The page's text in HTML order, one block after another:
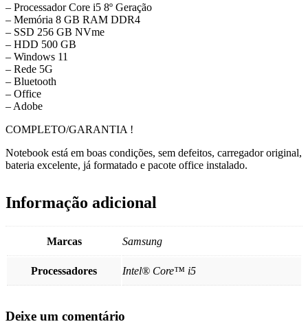
– Processador Core i5 8º Geração
– Memória 8 GB RAM DDR4
– SSD 256 GB NVme
– ⁠HDD 500 GB
– Windows 11
– Rede 5G
– Bluetooth
– Office
– Adobe
COMPLETO/GARANTIA !
Notebook está em boas condições, sem defeitos, carregador original,
bateria excelente, já formatado e pacote office instalado.
Informação adicional
Marcas Samsung
Processadores Intel® Core™ i5
Deixe um comentário